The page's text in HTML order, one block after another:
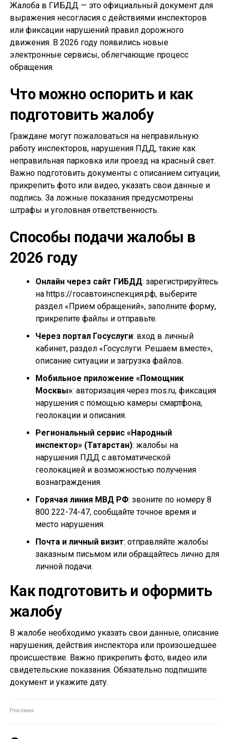
Жалоба в ГИБДД — это официальный документ для
выражения несогласия с действиями инспекторов
или фиксации нарушений правил дорожного
движения. В 2026 году появились новые
электронные сервисы, облегчающие процесс
обращения.
Что можно оспорить и как
подготовить жалобу
Граждане могут пожаловаться на неправильную
работу инспекторов, нарушения ПДД, такие как
неправильная парковка или проезд на красный свет.
Важно подготовить документы с описанием ситуации,
прикрепить фото или видео, указать свои данные и
подпись. За ложные показания предусмотрены
штрафы и уголовная ответственность.
Способы подачи жалобы в
2026 году
Онлайн через сайт ГИБДД: зарегистрируйтесь
на https://госавтоинспекция.рф, выберите
раздел «Прием обращений», заполните форму,
прикрепите файлы и отправьте.
Через портал Госуслуги: вход в личный
кабинет, раздел «Госуслуги. Решаем вместе»,
описание ситуации и загрузка файлов.
Мобильное приложение «Помощник
Москвы»: авторизация через mos.ru, фиксация
нарушения с помощью камеры смартфона,
геолокации и описания.
Региональный сервис «Народный
инспектор» (Татарстан): жалобы на
нарушения ПДД с автоматической
геолокацией и возможностью получения
вознаграждения.
Горячая линия МВД РФ: звоните по номеру 8
800 222-74-47, сообщайте точное время и
место нарушения.
Почта и личный визит: отправляйте жалобы
заказным письмом или обращайтесь лично для
личной подачи.
Как подготовить и оформить
жалобу
В жалобе необходимо указать свои данные, описание
нарушения, действия инспектора или произошедшее
происшествие. Важно прикрепить фото, видео или
свидетельские показания. Обязательно подпишите
документ и укажите дату.